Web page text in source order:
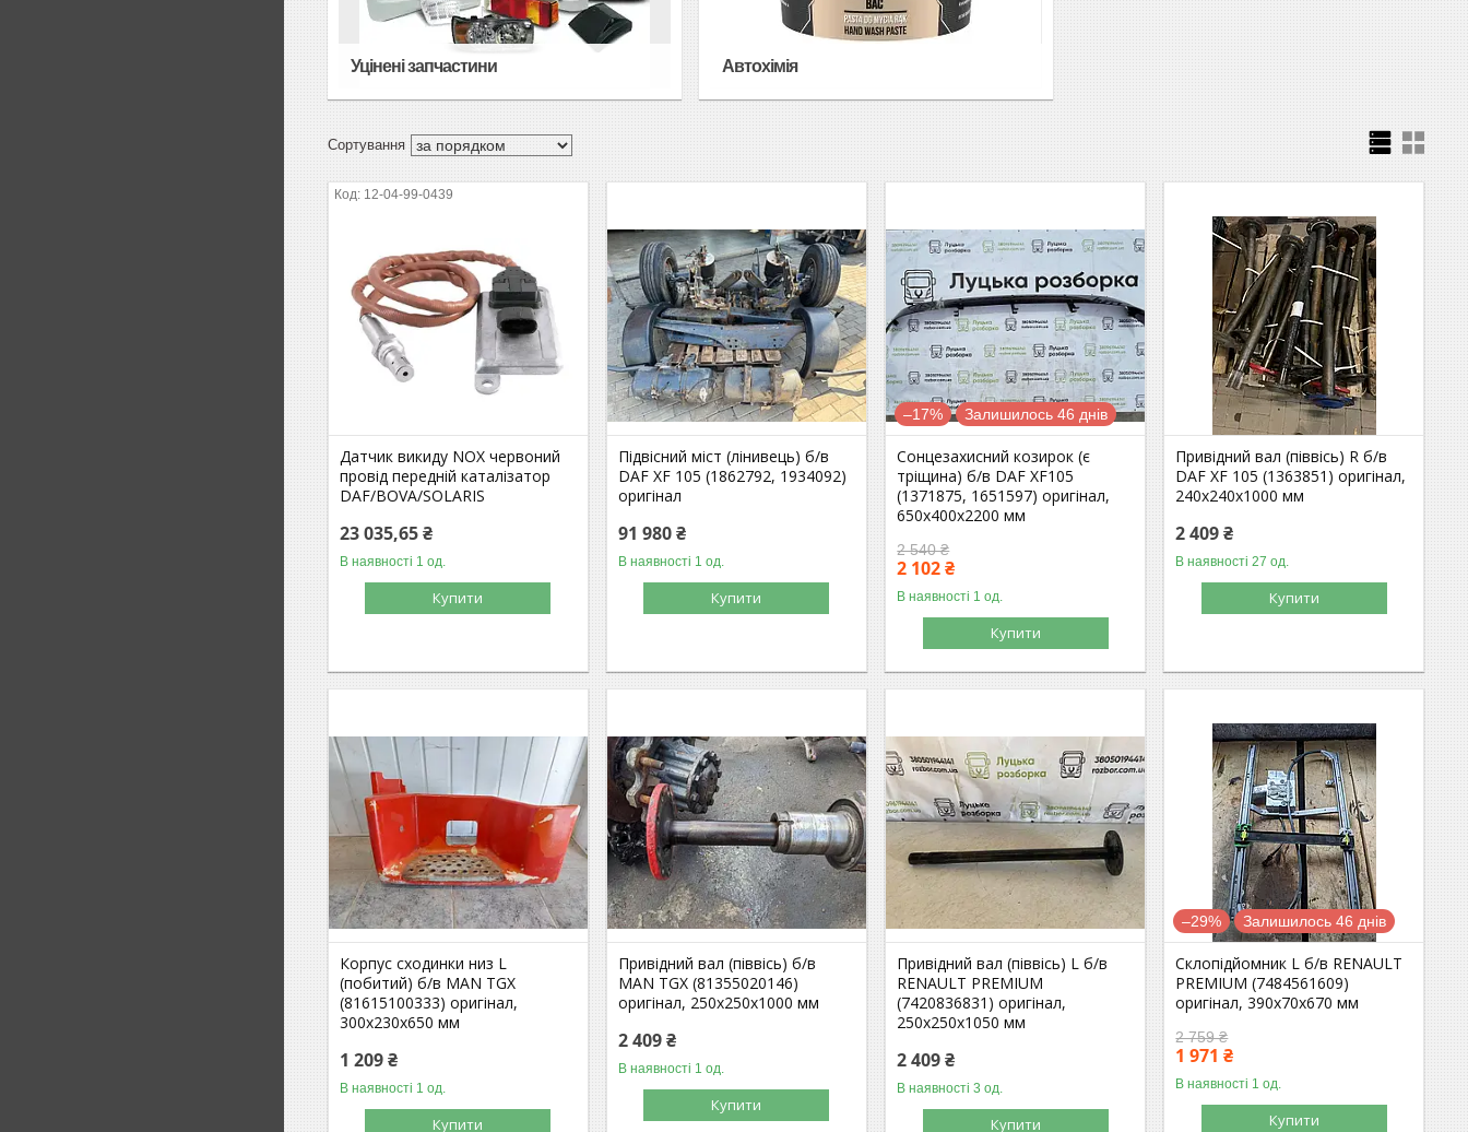
Уцінені запчастини Автохімія
12-04-99-0439
Датчик викиду NOX червоний
провід передній каталізатор
DAF/BOVA/SOLARIS
23 035,65 ₴
В наявності 1 од.
Купити
Підвісний міст (лінивець) б/в
DAF XF 105 (1862792, 1934092)
оригінал
91 980 ₴
В наявності 1 од.
Купити
–17% Залишилось 46 днів
Сонцезахисний козирок (є
тріщина) б/в DAF XF105
(1371875, 1651597) оригінал,
650х400х2200 мм
2 540 ₴
2 102 ₴
В наявності 1 од.
Купити
Привідний вал (піввісь) R б/в
DAF XF 105 (1363851) оригінал,
240х240х1000 мм
2 409 ₴
В наявності 27 од.
Купити
Корпус сходинки низ L
(побитий) б/в MAN TGX
(81615100333) оригінал,
300х230х650 мм
1 209 ₴
В наявності 1 од.
Купити
Привідний вал (піввісь) б/в
MAN TGX (81355020146)
оригінал, 250х250х1000 мм
2 409 ₴
В наявності 1 од.
Купити
Привідний вал (піввісь) L б/в
RENAULT PREMIUM
(7420836831) оригінал,
250х250х1050 мм
2 409 ₴
В наявності 3 од.
Купити
–29% Залишилось 46 днів
Склопідйомник L б/в RENAULT
PREMIUM (7484561609)
оригінал, 390х70х670 мм
2 759 ₴
1 971 ₴
В наявності 1 од.
Купити